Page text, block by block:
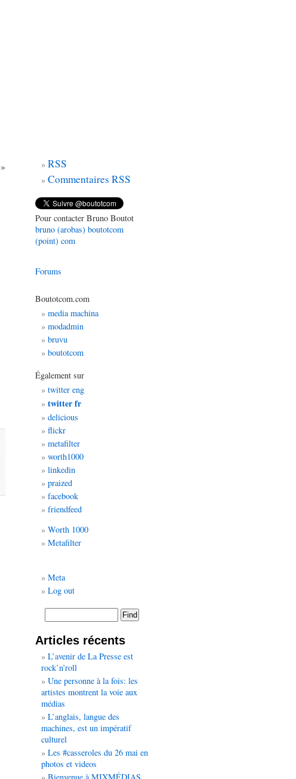
»
RSS
Commentaires RSS
Pour contacter Bruno Boutot
bruno (arobas) boutotcom
(point) com
Forums
Boutotcom.com
media machina
modadmin
bruvu
boutotcom
Également sur
twitter eng
twitter fr
delicious
flickr
metafilter
worth1000
linkedin
praized
facebook
friendfeed
Worth 1000
Metafilter
Meta
Log out
Articles récents
L’avenir de La Presse est
rock’n’roll
Une personne à la fois: les
artistes montrent la voie aux
médias
L’anglais, langue des
machines, est un impératif
culturel
Les #casseroles du 26 mai en
photos et videos